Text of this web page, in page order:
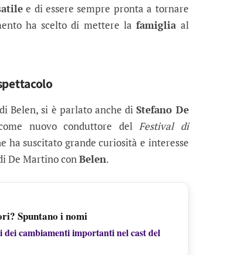
e di essere sempre pronta a tornare
ha scelto di mettere lafamigliaal
Belen, si è parlato anche diStefano De
nuovo conduttore delFestival di
ha suscitato grande curiosità e interesse
De Martino conBelen.
Spuntano i nomi
dei cambiamenti importanti nel cast del